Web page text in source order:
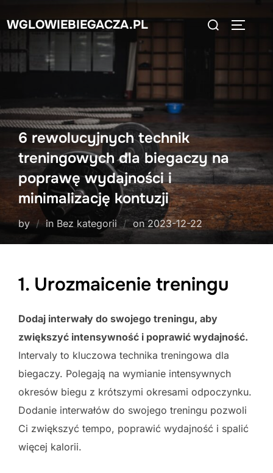
toWGLOWIEBIEGACZA.PL
Search
6 rewolucyjnych technik
treningowych dla biegaczy na
poprawę wydajności i
minimalizację kontuzji
by in Bez kategorii onPosted
2023-12-22
1. Urozmaicenie treningu
Dodaj interwały do swojego treningu, aby
zwiększyć intensywność i poprawić wydajność.
Intervaly to kluczowa technika treningowa dla
biegaczy. Polegają na wymianie intensywnych
okresów biegu z krótszymi okresami odpoczynku.
Dodanie interwałów do swojego treningu pozwoli
Ci zwiększyć tempo, poprawić wydajność i spalić
więcej kalorii.